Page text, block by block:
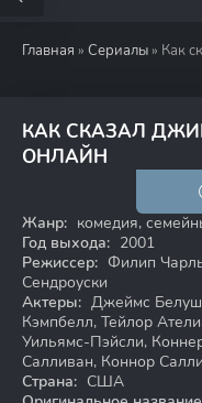
Главная » Сериалы » Как
КАК СКАЗАЛ
ОНЛАЙН
Жанр: комедия,
Год выхода: 2001
Режиссер: Филип
Сендроуски
Актеры: Джеймс
Кэмпбелл, Тейлор
Уильямс-Пэйсли,
Салливан, Коннор
Страна: США